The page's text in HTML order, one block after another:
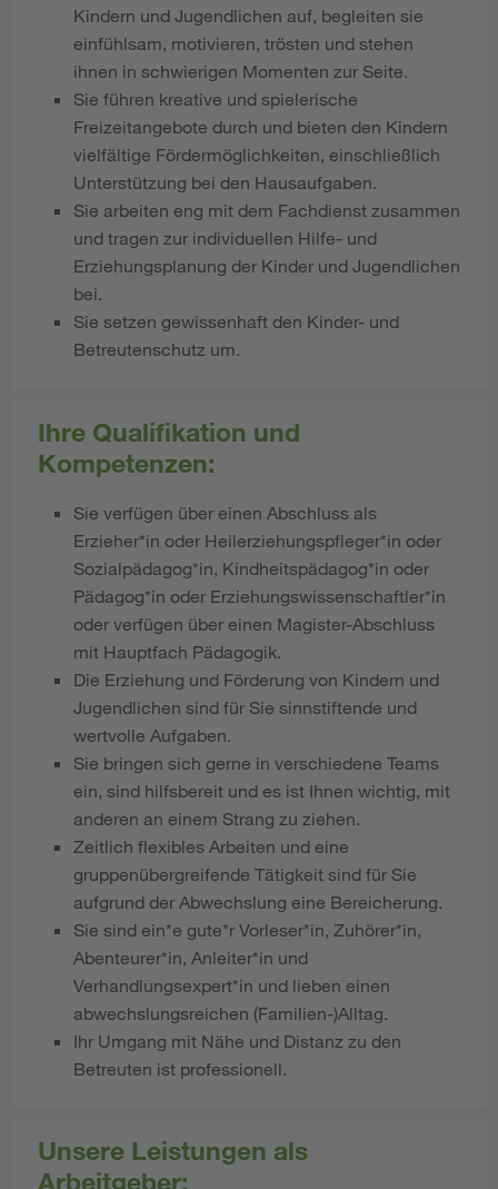
Kindern und Jugendlichen auf, begleiten sie
einfühlsam, motivieren, trösten und stehen
ihnen in schwierigen Momenten zur Seite.
Sie führen kreative und spielerische
Freizeitangebote durch und bieten den Kindern
vielfältige Fördermöglichkeiten, einschließlich
Unterstützung bei den Hausaufgaben.
Sie arbeiten eng mit dem Fachdienst zusammen
und tragen zur individuellen Hilfe- und
Erziehungsplanung der Kinder und Jugendlichen
bei.
Sie setzen gewissenhaft den Kinder- und
Betreutenschutz um.
Ihre Qualifikation und
Kompetenzen:
Sie verfügen über einen Abschluss als
Erzieher*in oder Heilerziehungspfleger*in oder
Sozialpädagog*in, Kindheitspädagog*in oder
Pädagog*in oder Erziehungswissenschaftler*in
oder verfügen über einen Magister-Abschluss
mit Hauptfach Pädagogik.
Die Erziehung und Förderung von Kindern und
Jugendlichen sind für Sie sinnstiftende und
wertvolle Aufgaben.
Sie bringen sich gerne in verschiedene Teams
ein, sind hilfsbereit und es ist Ihnen wichtig, mit
anderen an einem Strang zu ziehen.
Zeitlich flexibles Arbeiten und eine
gruppenübergreifende Tätigkeit sind für Sie
aufgrund der Abwechslung eine Bereicherung.
Sie sind ein*e gute*r Vorleser*in, Zuhörer*in,
Abenteurer*in, Anleiter*in und
Verhandlungsexpert*in und lieben einen
abwechslungsreichen (Familien-)Alltag.
Ihr Umgang mit Nähe und Distanz zu den
Betreuten ist professionell.
Unsere Leistungen als
Arbeitgeber: